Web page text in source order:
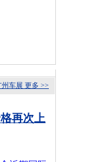
更多 >>
州车展
再次上